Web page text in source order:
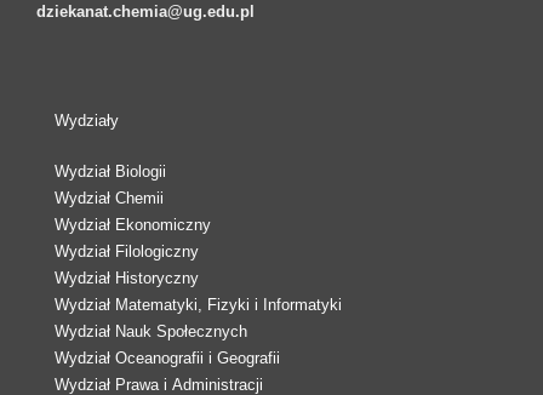
dziekanat.chemia@ug.edu.pl
Wydziały
Wydział Biologii
Wydział Chemii
Wydział Ekonomiczny
Wydział Filologiczny
Wydział Historyczny
Wydział Matematyki, Fizyki i Informatyki
Wydział Nauk Społecznych
Wydział Oceanografii i Geografii
Wydział Prawa i Administracji